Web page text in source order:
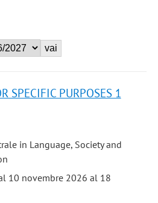
SPECIFIC PURPOSES 1
in Language, Society and
10 novembre 2026 al 18